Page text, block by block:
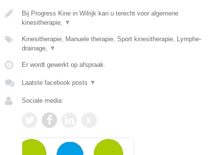
Bij Progress Kine in Wilrijk kan u terecht voor algemene
kinesitherapie,
▼
Kinesitherapie, Manuele therapie, Sport kinesitherapie, Lymphe-
drainage,
▼
Er wordt gewerkt op afspraak.
Laatste facebook posts ▼
Sociale media: